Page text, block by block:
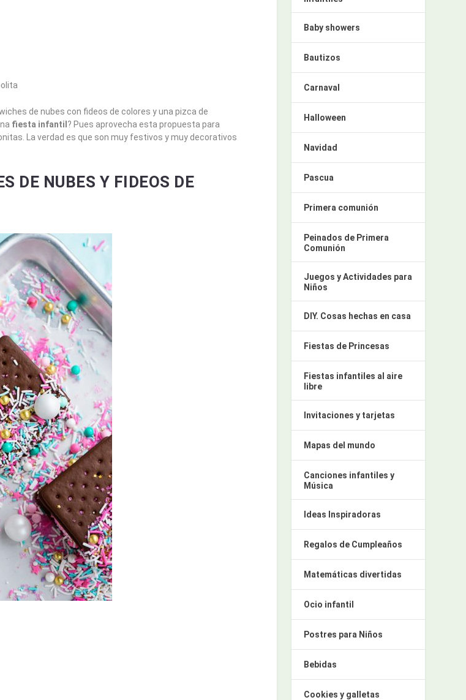
de nubes con fideos de colores y una pizca de
fiesta infantil ? Pues aprovecha esta propuesta para
La verdad es que son muy festivos y muy decorativos
DE NUBES Y FIDEOS DE
Baby showers
Bautizos
Carnaval
Halloween
Navidad
Pascua
Primera comunión
Peinados de Primera
Comunión
Juegos y Actividades para
Niños
DIY. Cosas hechas en casa
Fiestas de Princesas
Fiestas infantiles al aire
libre
Invitaciones y tarjetas
Mapas del mundo
Canciones infantiles y
Música
Ideas Inspiradoras
Regalos de Cumpleaños
Matemáticas divertidas
Ocio infantil
Postres para Niños
Bebidas
Cookies y galletas